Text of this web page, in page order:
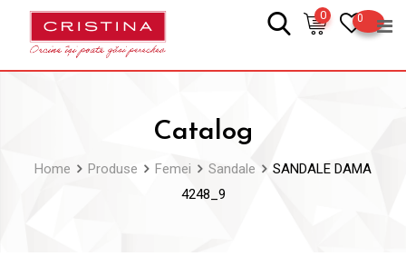
0
0
Catalog
Home Produse Femei Sandale
SANDALE DAMA
4248_9